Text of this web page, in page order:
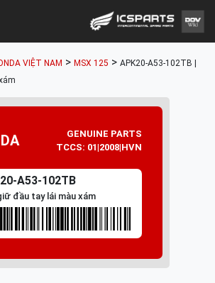
Parts Catalogue
Mã Phụ Tùng
Tài khoản
VIỆT NAM > MSX 125 > APK20-A53-102TB |
GENUINE PARTS
TCCS: 01|2008|HVN
A53-102TB
đầu tay lái màu xám